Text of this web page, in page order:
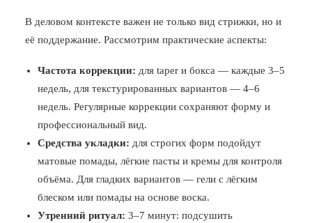
В деловом контексте важен не только вид стрижки, но и
её поддержание. Рассмотрим практические аспекты:
Частота коррекции: для taper и бокса — каждые 3–5
недель, для текстурированных вариантов — 4–6
недель. Регулярные коррекции сохраняют форму и
профессиональный вид.
Средства укладки: для строгих форм подойдут
матовые помады, лёгкие пасты и кремы для контроля
объёма. Для гладких вариантов — гели с лёгким
блеском или помады на основе воска.
Утренний ритуал: 3–7 минут: подсушить